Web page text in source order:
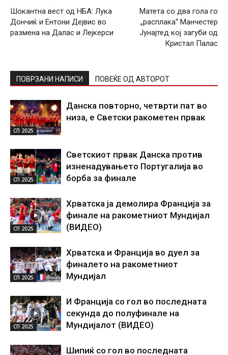
Шокантна вест од НБА: Лука
Дончиќ и Ентони Дејвис во
размена на Далас и Лејкерси
Матета со два гола го
„расплака“ Манчестер
Јунајтед кој загуби од
Кристал Палас
ПОВРЗАНИ НАПИСИ ПОВЕЌЕ ОД АВТОРОТ
СП 2025
Данска повторно, четврти пат во
низа, е Светски ракометен првак
СП 2025
Светскиот првак Данска против
изненадувањето Португалија во
борба за финале
СП 2025
Хрватска ја демолира Франција за
финале на ракометниот Мундијал
(ВИДЕО)
СП 2025
Хрватска и Франција во дуел за
финалето на ракометниот
Мундијал
СП 2025
И Франција со гол во последната
секунда до полуфинале на
Мундијалот (ВИДЕО)
Шипиќ со гол во последната